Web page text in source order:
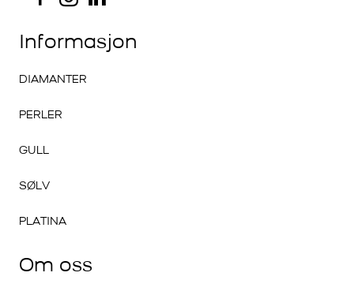
Informasjon
DIAMANTER
PERLER
GULL
SØLV
PLATINA
Om oss